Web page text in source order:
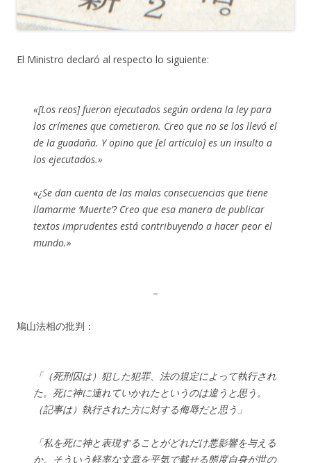
El Ministro declaró al respecto lo siguiente:
«[Los reos] fueron ejecutados según ordena la ley para
los crímenes que cometieron. Creo que no se los llevó el
de la guadaña. Y opino que [el artículo] es un insulto a
los ejecutados.»
«¿Se dan cuenta de las malas consecuencias que tiene
llamarme ‘Muerte’? Creo que esa manera de publicar
textos imprudentes está contribuyendo a hacer peor el
mundo.»
–
鳩山法相の批判：
「（死刑囚は）犯した犯罪、法の規定によって執行され
た。死に神に連れていかれたというのは違うと思う。
（記事は）執行された方に対する侮辱だと思う」
「私を死に神と表現することがどれだけ悪影響を与える
か。そういう軽率な文章を平気で載せる態度自身が世の